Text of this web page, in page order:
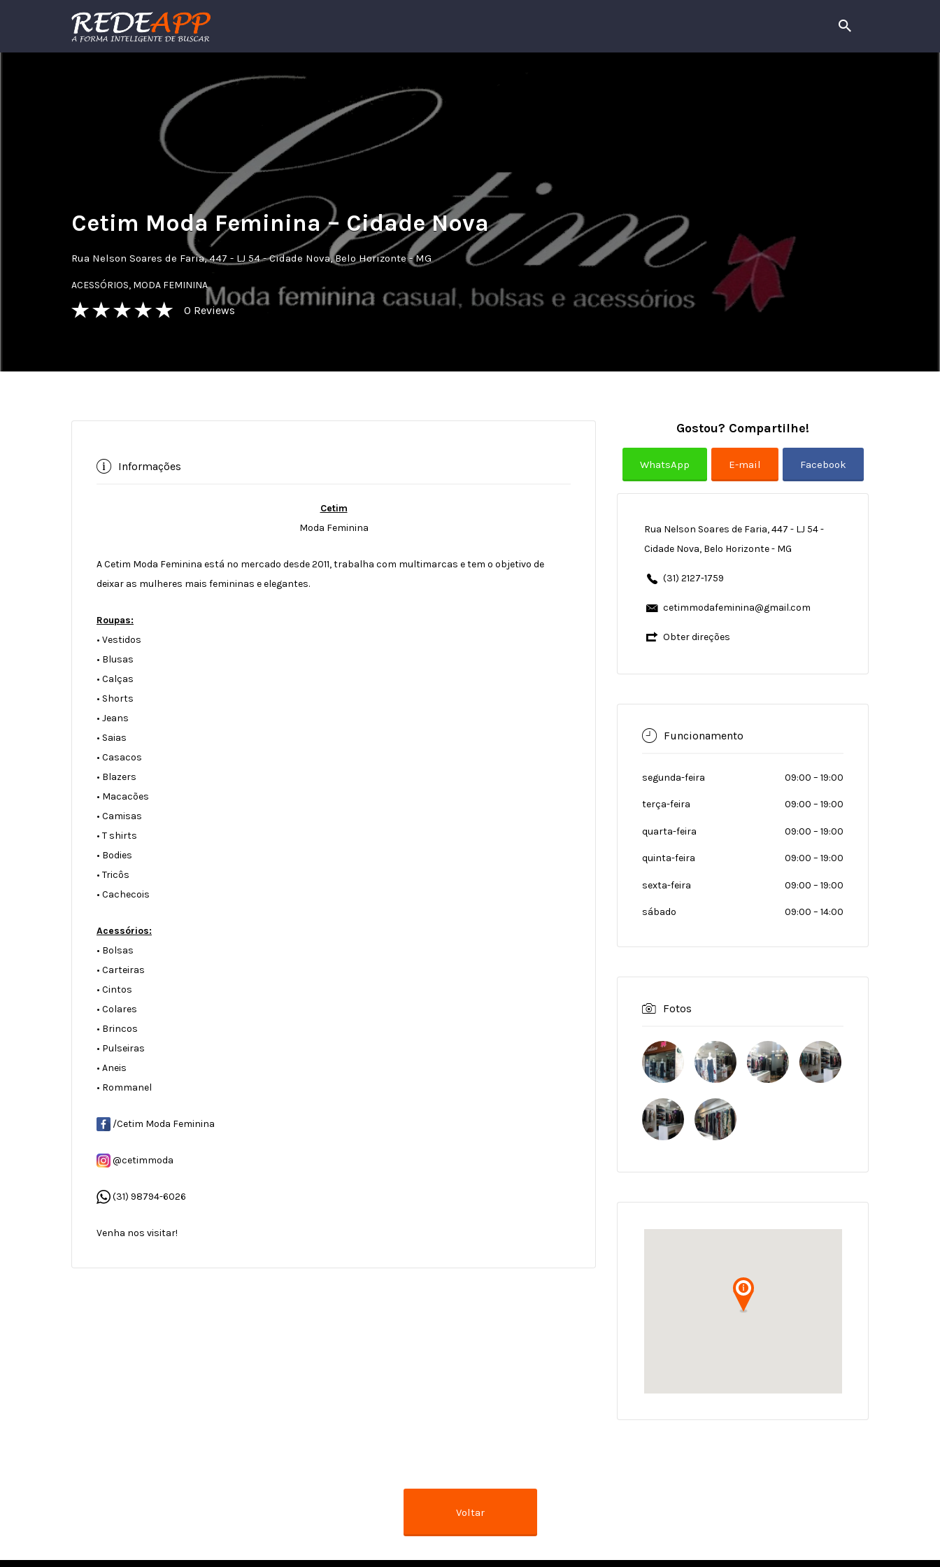
Procurar:
Cetim Moda Feminina – Cidade Nova
Rua Nelson Soares de Faria, 447 - LJ 54 - Cidade Nova, Belo Horizonte - MG
ACESSÓRIOS, MODA FEMININA
0 Reviews
Informações
Cetim
Moda Feminina
A Cetim Moda Feminina está no mercado desde 2011, trabalha com multimarcas e tem o objetivo de
deixar as mulheres mais femininas e elegantes.
Roupas:
• Vestidos
• Blusas
• Calças
• Shorts
• Jeans
• Saias
• Casacos
• Blazers
• Macacões
• Camisas
• T shirts
• Bodies
• Tricôs
• Cachecois
Acessórios:
• Bolsas
• Carteiras
• Cintos
• Colares
• Brincos
• Pulseiras
• Aneis
• Rommanel
/Cetim Moda Feminina
@cetimmoda
(31) 98794-6026
Venha nos visitar!
Gostou? Compartilhe!
Rua Nelson Soares de Faria, 447 - LJ 54 -
Cidade Nova, Belo Horizonte - MG
(31) 2127-1759
cetimmodafeminina@gmail.com
Obter direções
Funcionamento
segunda-feira 09:00 – 19:00
terça-feira 09:00 – 19:00
quarta-feira 09:00 – 19:00
quinta-feira 09:00 – 19:00
sexta-feira 09:00 – 19:00
sábado 09:00 – 14:00
Fotos